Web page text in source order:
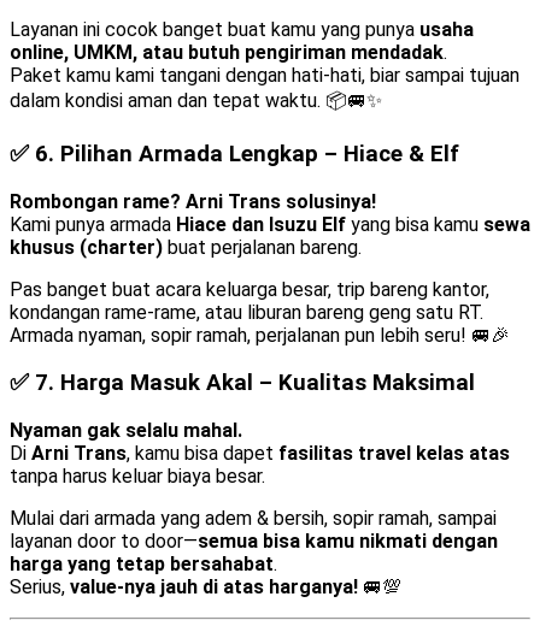
Layanan ini cocok banget buat kamu yang punya usaha
online, UMKM, atau butuh pengiriman mendadak.
Paket kamu kami tangani dengan hati-hati, biar sampai tujuan
dalam kondisi aman dan tepat waktu. 📦🚐✨
✅ 6. Pilihan Armada Lengkap – Hiace & Elf
Rombongan rame? Arni Trans solusinya!
Kami punya armada Hiace dan Isuzu Elf yang bisa kamu sewa
khusus (charter) buat perjalanan bareng.
Pas banget buat acara keluarga besar, trip bareng kantor,
kondangan rame-rame, atau liburan bareng geng satu RT.
Armada nyaman, sopir ramah, perjalanan pun lebih seru! 🚐🎉
✅ 7. Harga Masuk Akal – Kualitas Maksimal
Nyaman gak selalu mahal.
Di Arni Trans, kamu bisa dapet fasilitas travel kelas atas
tanpa harus keluar biaya besar.
Mulai dari armada yang adem & bersih, sopir ramah, sampai
layanan door to door—semua bisa kamu nikmati dengan
harga yang tetap bersahabat.
Serius, value-nya jauh di atas harganya! 🚐💯